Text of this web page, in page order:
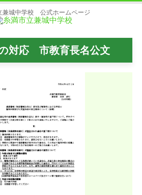
兼城中学校 公式ホームページ
対応 市教育長名公文